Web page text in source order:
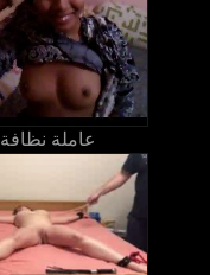
عاملة نظافة